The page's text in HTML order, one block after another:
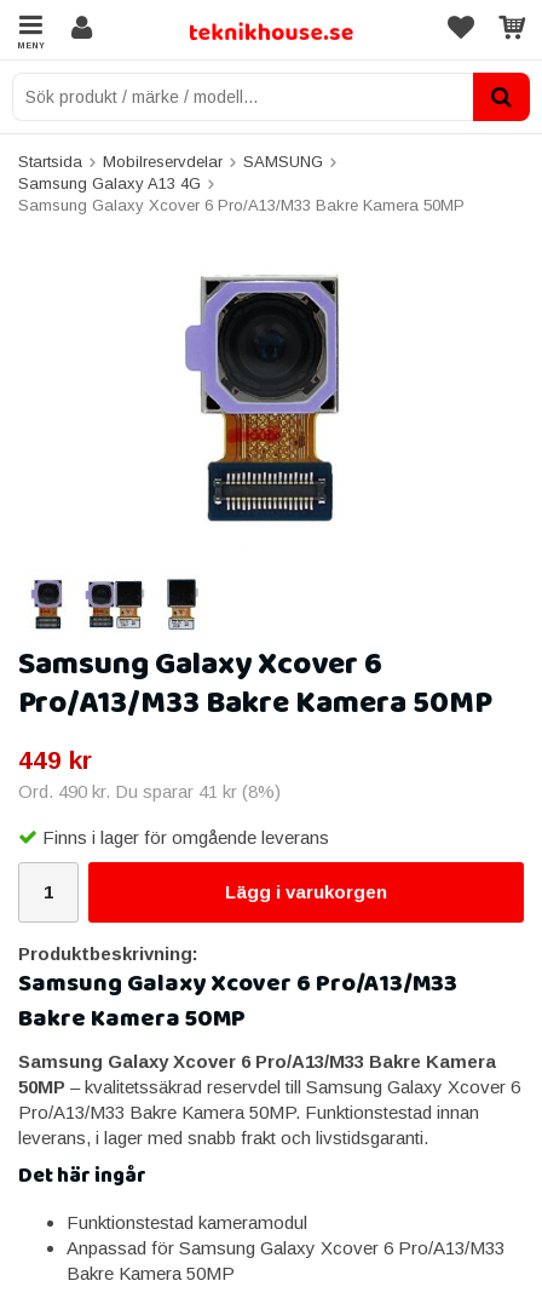
MENY
Startsida Mobilreservdelar
SAMSUNG
Samsung Galaxy A13 4G
Samsung Galaxy Xcover 6 Pro/A13/M33 Bakre Kamera 50MP
Samsung Galaxy Xcover 6
Pro/A13/M33 Bakre Kamera 50MP
449 kr
Ord. 490 kr. Du sparar 41 kr (8%)
Finns i lager för omgående leverans
Lägg i varukorgen
Produktbeskrivning:
Samsung Galaxy Xcover 6 Pro/A13/M33
Bakre Kamera 50MP
Samsung Galaxy Xcover 6 Pro/A13/M33 Bakre Kamera
50MP – kvalitetssäkrad reservdel till Samsung Galaxy Xcover 6
Pro/A13/M33 Bakre Kamera 50MP. Funktionstestad innan
leverans, i lager med snabb frakt och livstidsgaranti.
Det här ingår
Funktionstestad kameramodul
Anpassad för Samsung Galaxy Xcover 6 Pro/A13/M33
Bakre Kamera 50MP